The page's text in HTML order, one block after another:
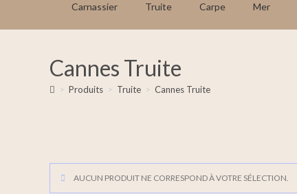
Carnassier Truite Carpe Mer
Cannes Truite
> Produits > Truite > Cannes Truite
AUCUN PRODUIT NE CORRESPOND À VOTRE SÉLECTION.